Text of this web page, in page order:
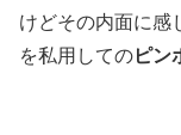
けどその内面に感
を私用してのピン